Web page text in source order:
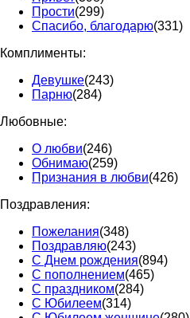
Прости(299)
Спасибо, благодарю(331)
Комплименты:
Девушке(243)
Парню(284)
Любовные:
О любви(246)
Обнимаю(259)
Признания в любви(426)
Поздравления:
Пожелания(348)
Поздравляю(243)
С Днем рождения(894)
С пополнением(465)
С праздником(284)
С Юбилеем(314)